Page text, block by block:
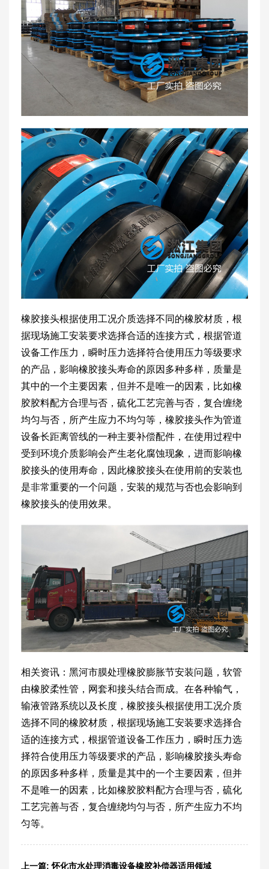
橡胶接头根据使用工况介质选择不同的橡胶材质，根
据现场施工安装要求选择合适的连接方式，根据管道
设备工作压力，瞬时压力选择符合使用压力等级要求
的产品，影响橡胶接头寿命的原因多种多样，质量是
其中的一个主要因素，但并不是唯一的因素，比如橡
胶胶料配方合理与否，硫化工艺完善与否，复合缠绕
均匀与否，所产生应力不均匀等，橡胶接头作为管道
设备长距离管线的一种主要补偿配件，在使用过程中
受到环境介质影响会产生老化腐蚀现象，进而影响橡
胶接头的使用寿命，因此橡胶接头在使用前的安装也
是非常重要的一个问题，安装的规范与否也会影响到
橡胶接头的使用效果。
相关资讯：黑河市膜处理橡胶膨胀节安装问题，软管
由橡胶柔性管，网套和接头结合而成。在各种输气，
输液管路系统以及长度，橡胶接头根据使用工况介质
选择不同的橡胶材质，根据现场施工安装要求选择合
适的连接方式，根据管道设备工作压力，瞬时压力选
择符合使用压力等级要求的产品，影响橡胶接头寿命
的原因多种多样，质量是其中的一个主要因素，但并
不是唯一的因素，比如橡胶胶料配方合理与否，硫化
工艺完善与否，复合缠绕均匀与否，所产生应力不均
匀等。
上一篇:怀化市水处理消毒设备橡胶补偿器适用领域